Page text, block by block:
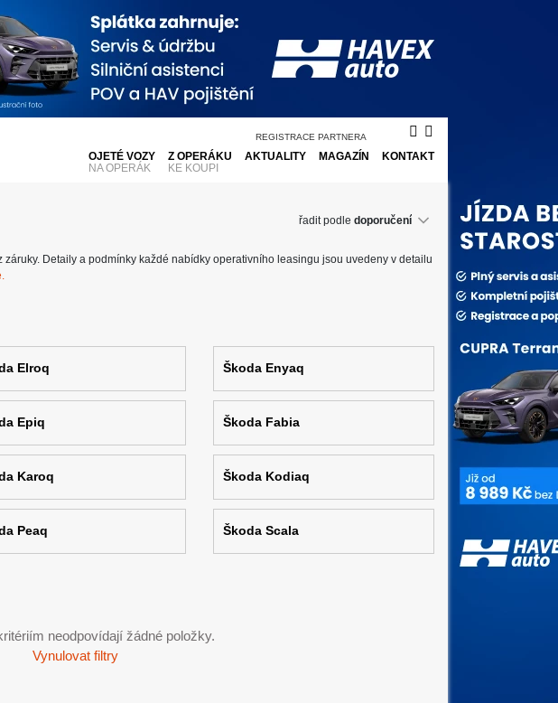
OJETÉ VOZY
NA OPERÁK
Z OPERÁKU
KE KOUPI
AKTUALITY MAGAZÍN KONTAKT
REGISTRACE PARTNERA
řadit podle
Detaily a podmínky každé nabídky operativního leasingu jsou uvedeny v detailu
Elroq Škoda Enyaq
Epiq Škoda Fabia
Karoq Škoda Kodiaq
Peaq Škoda Scala
neodpovídají žádné položky.
Vynulovat filtry